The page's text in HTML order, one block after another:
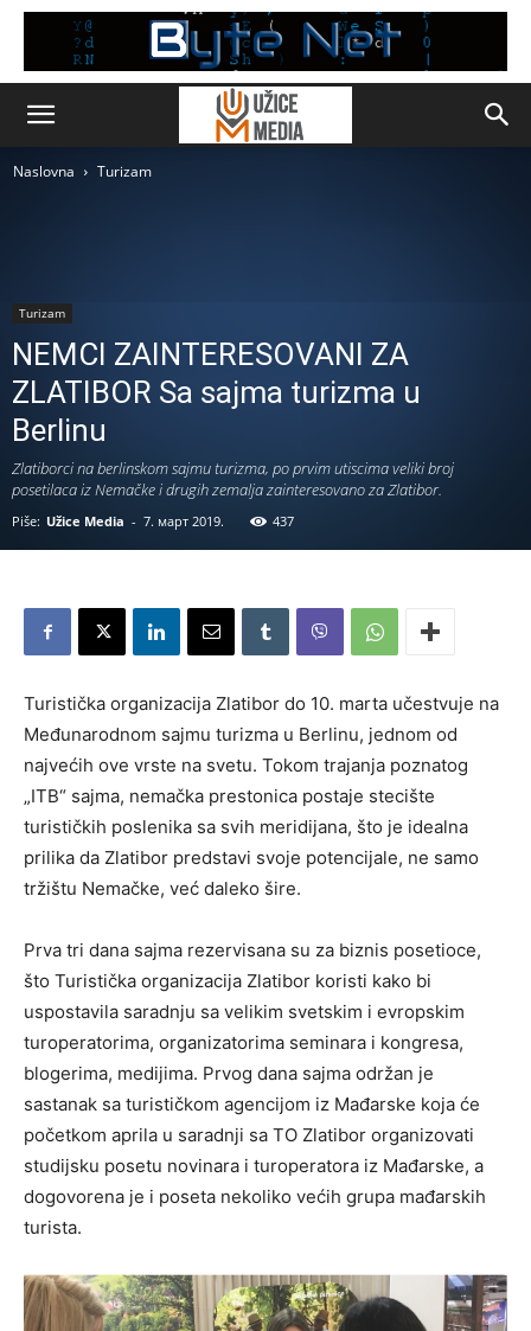
Naslovna Turizam
Turizam
NEMCI ZAINTERESOVANI ZA
ZLATIBOR Sa sajma turizma u
Berlinu
Zlatiborci na berlinskom sajmu turizma, po prvim utiscima veliki broj
posetilaca iz Nemačke i drugih zemalja zainteresovano za Zlatibor.
Piše: Užice Media - 7. март 2019. 437
Turistička organizacija Zlatibor do 10. marta učestvuje na
Međunarodnom sajmu turizma u Berlinu, jednom od
najvećih ove vrste na svetu. Tokom trajanja poznatog
„ITB“ sajma, nemačka prestonica postaje stecište
turističkih poslenika sa svih meridijana, što je idealna
prilika da Zlatibor predstavi svoje potencijale, ne samo
tržištu Nemačke, već daleko šire.
Prva tri dana sajma rezervisana su za biznis posetioce,
što Turistička organizacija Zlatibor koristi kako bi
uspostavila saradnju sa velikim svetskim i evropskim
turoperatorima, organizatorima seminara i kongresa,
blogerima, medijima. Prvog dana sajma održan je
sastanak sa turističkom agencijom iz Mađarske koja će
početkom aprila u saradnji sa TO Zlatibor organizovati
studijsku posetu novinara i turoperatora iz Mađarske, a
dogovorena je i poseta nekoliko većih grupa mađarskih
turista.